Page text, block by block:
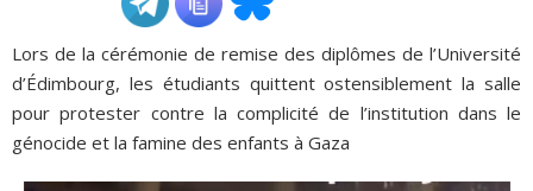
Lors de la cérémonie de remise des diplômes de l’Université
d’Édimbourg, les étudiants quittent ostensiblement la salle
pour protester contre la complicité de l’institution dans le
génocide et la famine des enfants à Gaza